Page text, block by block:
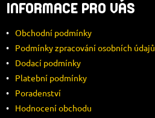
P
A
T
INFORMACE PRO VÁS
Obchodní podmínky
Podmínky zpracování osobních údajů
Dodací podmínky
Platební podmínky
Poradenství
Hodnocení obchodu